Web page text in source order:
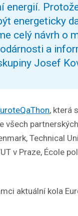
energií.
energeticky
celý návrh o
a
Josef
, která
všech
Technical
v Praze, École
aktuální kola